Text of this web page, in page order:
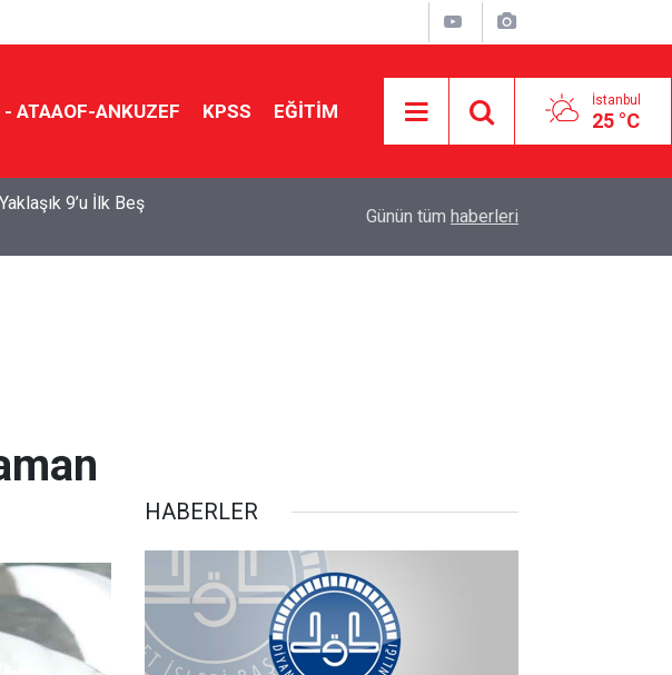
ATAAOF-ANKUZEF KPSS EĞİTİM İstanbul
25 °C
9’u İlk Beş
Yönlendiriyor?
Günün tüm haberleri
HABERLER